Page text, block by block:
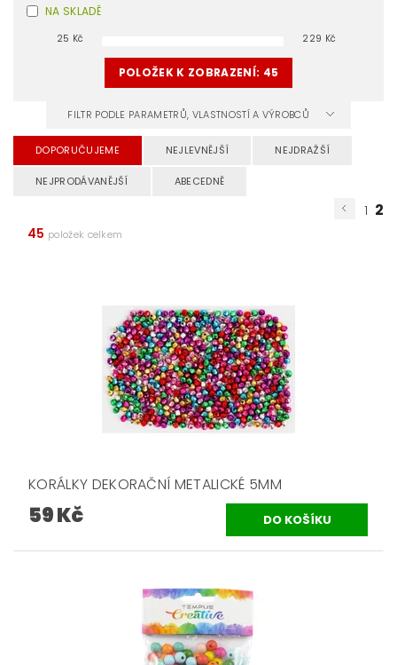
NA SKLADĚ
25 Kč 229 Kč
POLOŽEK K ZOBRAZENÍ: 45
FILTR PODLE PARAMETRŮ, VLASTNOSTÍ A VÝROBCŮ
DOPORUČUJEME NEJLEVNĚJŠÍ NEJDRAŽŠÍ
NEJPRODÁVANĚJŠÍ ABECEDNĚ
1 2
45 položek celkem
KORÁLKY DEKORAČNÍ METALICKÉ 5MM
59 Kč